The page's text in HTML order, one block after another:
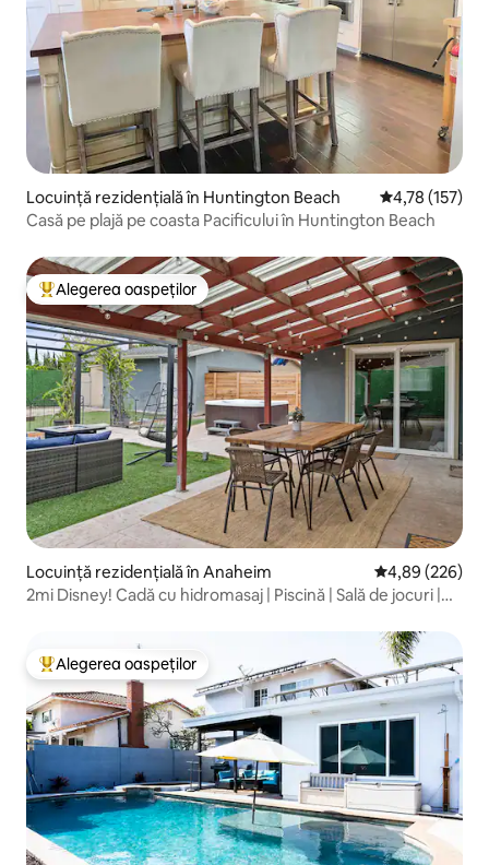
Locuință rezidențială în Huntington Beach Scor mediu
4,78 (157)
Casă pe plajă pe coasta Pacificului în Huntington Beach
Locuință din topul categoriei Alegerea oaspeților
Alegerea oaspeților
Locuință rezidențială în Anaheim Scor mediu de
4,89 (226)
2mi Disney! Cadă cu hidromasaj | Piscină | Sală de jocuri |
Locuință din topul categoriei Alegerea oaspeților
Alegerea oaspeților